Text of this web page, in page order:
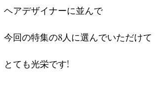
ヘアデザイナーに並んで
今回の特集の8人に選んでいただけて
とても光栄です!